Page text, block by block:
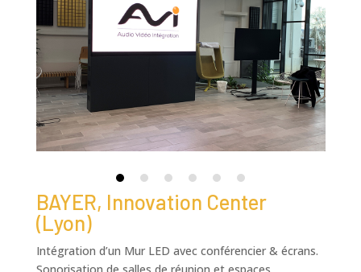
BAYER, Innovation Center
(Lyon)
Intégration d’un Mur LED avec conférencier & écrans.